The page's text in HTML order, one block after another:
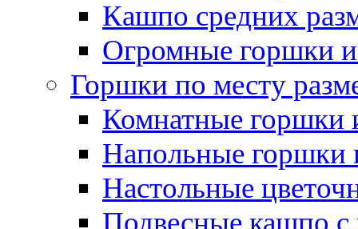
Кашпо средних
Огромные горшки
Горшки по месту
Комнатные горшки
Напольные горшки
Настольные
Подвесные кашпо с